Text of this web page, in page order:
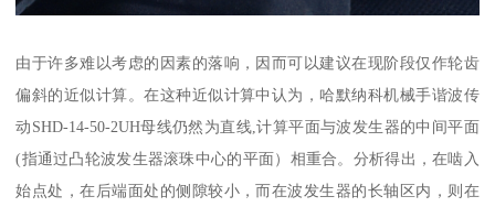
由于许多难以考虑的因素的落响，因而可以建议在现阶段仅作轮齿
偏斜的近似计算。在这种近似计算中认为，哈默纳科机械手谐波传
动SHD-14-50-2UH母线仍然为直线,计算平面与波发生器的中间平面
(指通过凸轮波发生器滚珠中心的平面）相重合。分析得出，在啮入
始点处，在后端面处的侧隙较小，而在波发生器的长轴区内，则在